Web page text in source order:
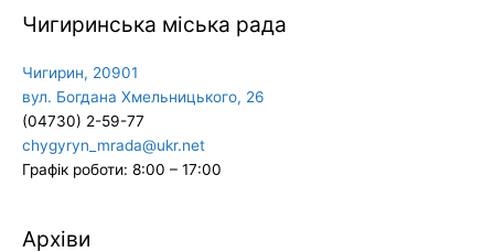
Чигиринська міська рада
Чигирин, 20901
вул. Богдана Хмельницького, 26
(04730) 2-59-77
chygyryn_mrada@ukr.net
Графік роботи: 8:00 – 17:00
Архіви
Архіви